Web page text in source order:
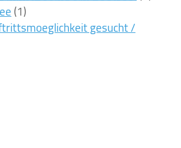
(1)
gesucht /